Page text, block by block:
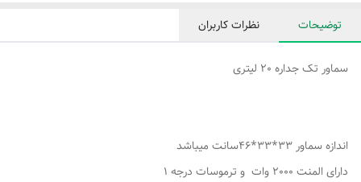
توضیحات نظرات کاربران
سماور تک جداره 20 لیتری
اندازه سماور 33*33*46سانت میباشد
دارای المنت 2000 وات و ترموسات درجه 1